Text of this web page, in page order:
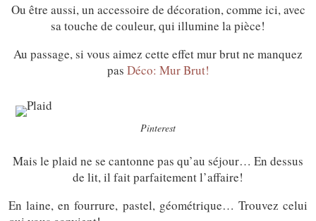
Ou être aussi, un accessoire de décoration, comme ici, avec
sa touche de couleur, qui illumine la pièce!
Au passage, si vous aimez cette effet mur brut ne manquez
pas Déco: Mur Brut!
Pinterest
Mais le plaid ne se cantonne pas qu’au séjour… En dessus
de lit, il fait parfaitement l’affaire!
En laine, en fourrure, pastel, géométrique… Trouvez celui